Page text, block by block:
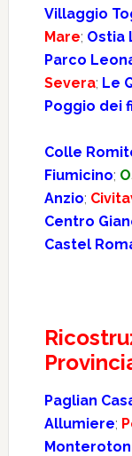
Villaggio
Mare; Ostia
Parco
Severa; Le
Poggio dei
Colle
Fiumicino;
Anzio;
Centro
Castel
Paglian
Allumiere;